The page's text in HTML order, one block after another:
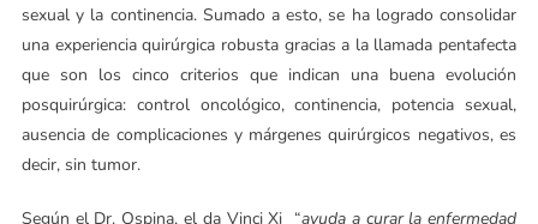
sexual y la continencia. Sumado a esto, se ha logrado consolidar
una experiencia quirúrgica robusta gracias a la llamada pentafecta
que son los cinco criterios que indican una buena evolución
posquirúrgica: control oncológico, continencia, potencia sexual,
ausencia de complicaciones y márgenes quirúrgicos negativos, es
decir, sin tumor.
Según el Dr. Ospina, el da Vinci Xi “ayuda a curar la enfermedad